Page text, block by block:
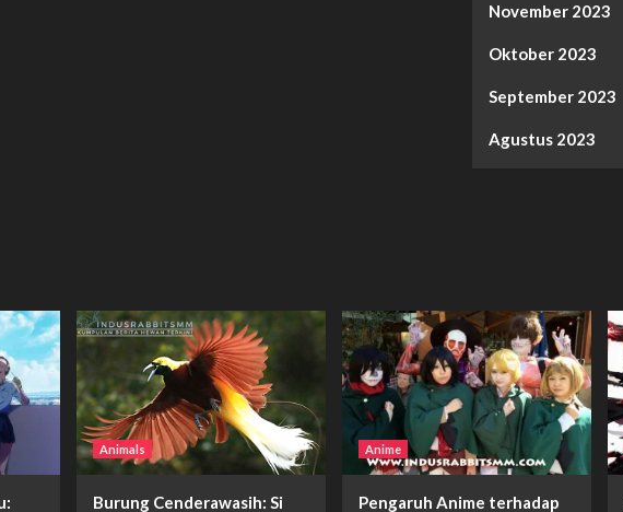
November 2023
Oktober 2023
September 2023
Agustus 2023
Animals
Burung Cenderawasih: Si
Anime
Pengaruh Anime terhadap